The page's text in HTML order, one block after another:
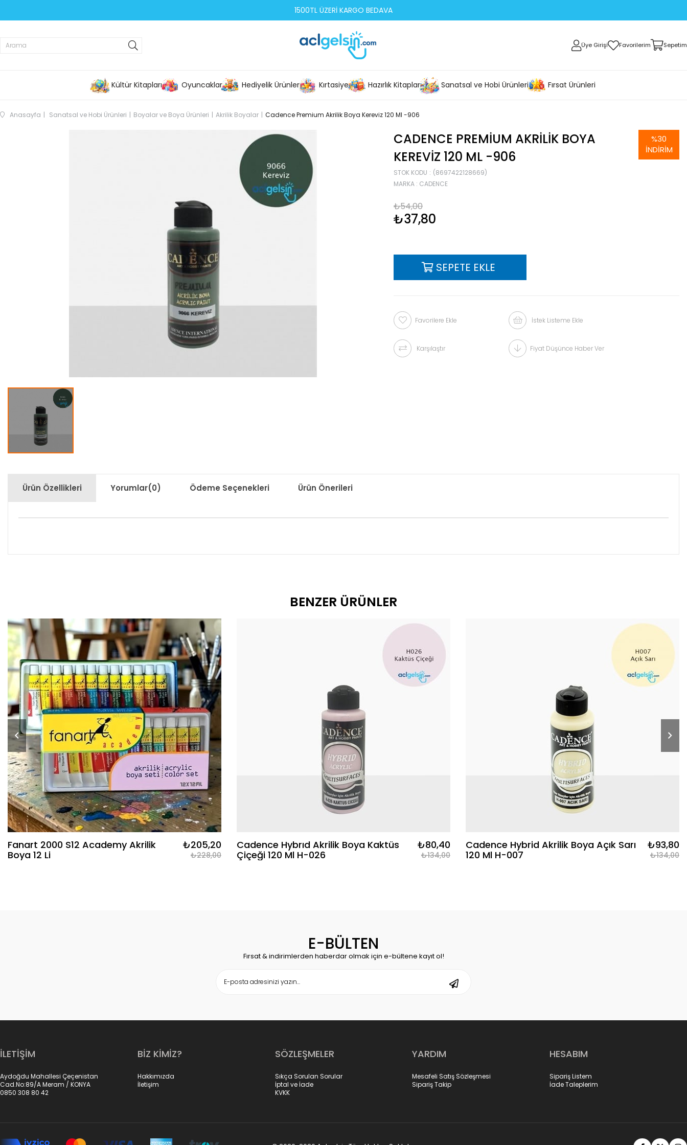
1500TL ÜZERİ KARGO BEDAVA
Üye Girişi Favorilerim Sepetim
Kültür Kitapları Oyuncaklar Hediyelik Ürünler Kırtasiye Hazırlık Kitapları Sanatsal ve Hobi Ürünleri Fırsat Ürünleri
Anasayfa Sanatsal ve Hobi Ürünleri Boyalar ve Boya Ürünleri Akrilik Boyalar Cadence Premium Akrilik Boya Kereviz 120 Ml -906
CADENCE PREMIUM AKRILIK BOYA
KEREVIZ 120 ML -906
STOK KODU
(8697422128669)
MARKA : CADENCE
₺54,00
₺37,80
%30
İNDIRIM
Favorilere Ekle İstek Listeme Ekle
Karşılaştır Fiyat Düşünce Haber Ver
Ürün Özellikleri Yorumlar(0) Ödeme Seçenekleri Ürün Önerileri
BENZER ÜRÜNLER
Fanart 2000 S12 Academy Akrilik
Boya 12 Li
₺205,20
₺228,00
Cadence Hybrıd Akrilik Boya Kaktüs
Çiçeği 120 Ml H-026
₺80,40
₺134,00
Cadence Hybrid Akrilik Boya Açık Sarı
120 Ml H-007
₺93,80
₺134,00
E-BÜLTEN
Fırsat & indirimlerden haberdar olmak için e-bültene kayıt ol!
İLETİŞİM
Aydoğdu Mahallesi Çeçenistan
Cad.No:89/A Meram / KONYA
0850 308 80 42
BİZ KİMİZ?
Hakkımızda
İletişim
SÖZLEŞMELER
Sıkça Sorulan Sorular
İptal ve İade
KVKK
YARDIM
Mesafeli Satış Sözleşmesi
Sipariş Takip
HESABIM
Sipariş Listem
İade Taleplerim